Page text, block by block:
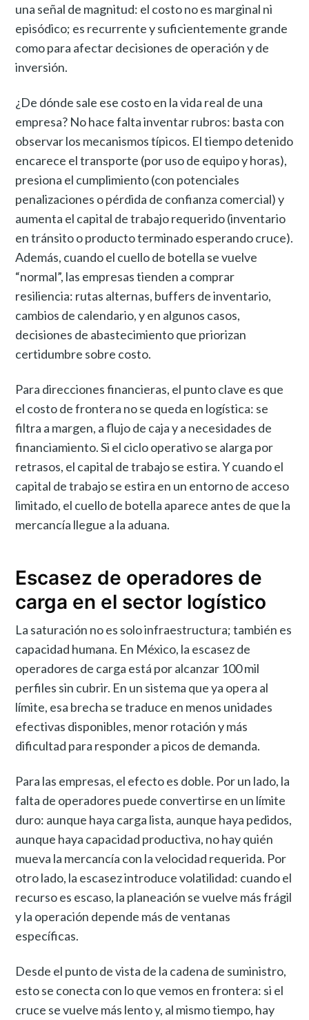
una señal de magnitud: el costo no es marginal ni
episódico; es recurrente y suficientemente grande
como para afectar decisiones de operación y de
inversión.
¿De dónde sale ese costo en la vida real de una
empresa? No hace falta inventar rubros: basta con
observar los mecanismos típicos. El tiempo detenido
encarece el transporte (por uso de equipo y horas),
presiona el cumplimiento (con potenciales
penalizaciones o pérdida de confianza comercial) y
aumenta el capital de trabajo requerido (inventario
en tránsito o producto terminado esperando cruce).
Además, cuando el cuello de botella se vuelve
“normal”, las empresas tienden a comprar
resiliencia: rutas alternas, buffers de inventario,
cambios de calendario, y en algunos casos,
decisiones de abastecimiento que priorizan
certidumbre sobre costo.
Para direcciones financieras, el punto clave es que
el costo de frontera no se queda en logística: se
filtra a margen, a flujo de caja y a necesidades de
financiamiento. Si el ciclo operativo se alarga por
retrasos, el capital de trabajo se estira. Y cuando el
capital de trabajo se estira en un entorno de acceso
limitado, el cuello de botella aparece antes de que la
mercancía llegue a la aduana.
Escasez de operadores de
carga en el sector logístico
La saturación no es solo infraestructura; también es
capacidad humana. En México, la escasez de
operadores de carga está por alcanzar 100 mil
perfiles sin cubrir. En un sistema que ya opera al
límite, esa brecha se traduce en menos unidades
efectivas disponibles, menor rotación y más
dificultad para responder a picos de demanda.
Para las empresas, el efecto es doble. Por un lado, la
falta de operadores puede convertirse en un límite
duro: aunque haya carga lista, aunque haya pedidos,
aunque haya capacidad productiva, no hay quién
mueva la mercancía con la velocidad requerida. Por
otro lado, la escasez introduce volatilidad: cuando el
recurso es escaso, la planeación se vuelve más frágil
y la operación depende más de ventanas
específicas.
Desde el punto de vista de la cadena de suministro,
esto se conecta con lo que vemos en frontera: si el
cruce se vuelve más lento y, al mismo tiempo, hay